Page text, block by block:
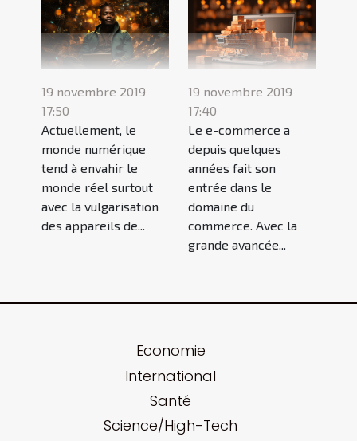
19 novembre 2019
17:50
Actuellement, le
monde numérique
tend à envahir le
monde réel surtout
avec la vulgarisation
des appareils de...
19 novembre 2019
17:40
Le e-commerce a
depuis quelques
années fait son
entrée dans le
domaine du
commerce. Avec la
grande avancée...
Economie
International
Santé
Science/High-Tech